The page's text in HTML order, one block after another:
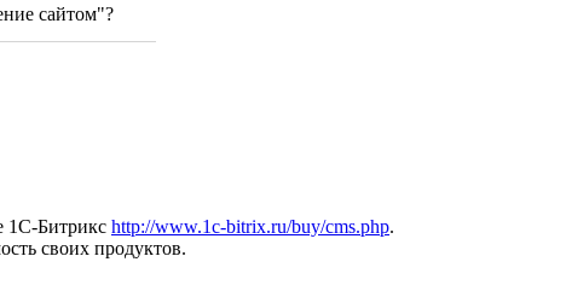
сайтом"?
1С-Битрикс http://www.1c-bitrix.ru/buy/cms.php.
своих продуктов.